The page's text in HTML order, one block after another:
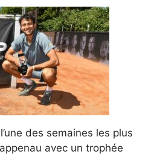
des semaines les plus
avec un trophée